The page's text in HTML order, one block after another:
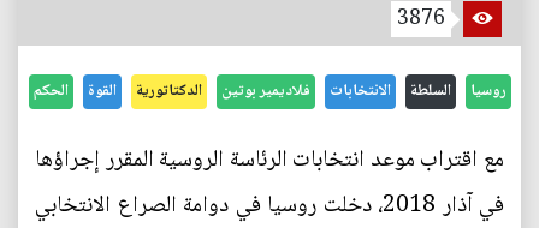
3876
روسيا السلطة الانتخابات فلاديمير بوتين الدكتاتورية القوة الحكم
مع اقتراب موعد انتخابات الرئاسة الروسية المقرر إجراؤها
في آذار 2018، دخلت روسيا في دوامة الصراع الانتخابي